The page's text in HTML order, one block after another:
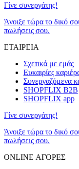
Γίνε συνεργάτης!
Άνοιξε τώρα το δικό
πωλήσεις σου.
ΕΤΑΙΡΕΙΑ
Σχετικά με εμάς
Ευκαιρίες
Συνεργαζόμενα
SHOPFLIX B2B
SHOPFLIX app
Γίνε συνεργάτης!
Άνοιξε τώρα το δικό
πωλήσεις σου.
ONLINE ΑΓΟΡΕΣ